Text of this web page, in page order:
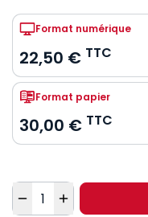
Format numérique
22,50 € TTC
Format papier
30,00 € TTC
Quantité